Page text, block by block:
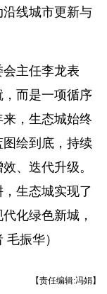
线城市更新与
主任李龙表
而是一项循序
，生态城始终
绘到底，持续
、迭代升级。
生态城实现了
化绿色新城，
振华）
【责任编辑:冯娟】